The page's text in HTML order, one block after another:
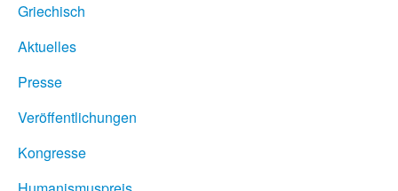
Griechisch
Aktuelles
Presse
Veröffentlichungen
Kongresse